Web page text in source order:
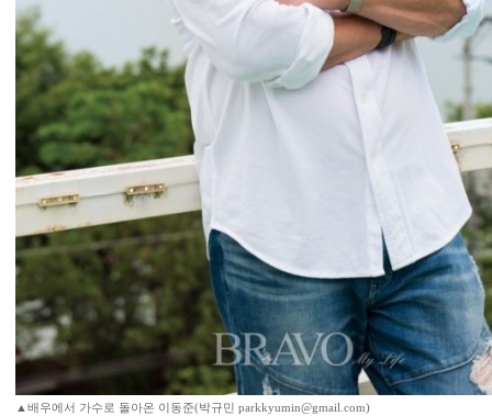
▲배우에서 가수로 돌아온 이동준(박규민 parkkyumin@gmail.com)